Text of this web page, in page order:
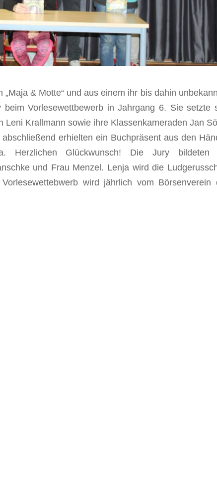
& Motte“ und aus einem ihr bis dahin
Vorlesewettbewerb in Jahrgang 6. Sie setzte
Krallmann sowie ihre Klassenkameraden Jan
erhielten ein Buchpräsent aus den
Herzlichen Glückwunsch! Die Jury bildeten
und Frau Menzel. Lenja wird die
wird jährlich vom Börsenverein